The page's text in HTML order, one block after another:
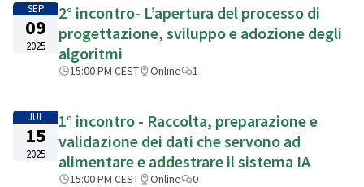
SEP
09
2025
2° incontro- L’apertura del processo di
progettazione, sviluppo e adozione degli
algoritmi
15:00 PM CEST Online 1
JUL
15
2025
1° incontro - Raccolta, preparazione e
validazione dei dati che servono ad
alimentare e addestrare il sistema IA
15:00 PM CEST Online 0